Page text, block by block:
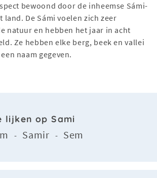
bewoond door de inheemse Sámi-
land. De Sámi voelen zich zeer
natuur en hebben het jaar in acht
Ze hebben elke berg, beek en vallei
naam gegeven.
lijken op Sami
- Samir - Sem